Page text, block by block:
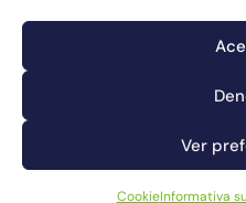
Ver
CookieInformativa